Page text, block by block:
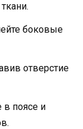
боковые
отверстие
в поясе и